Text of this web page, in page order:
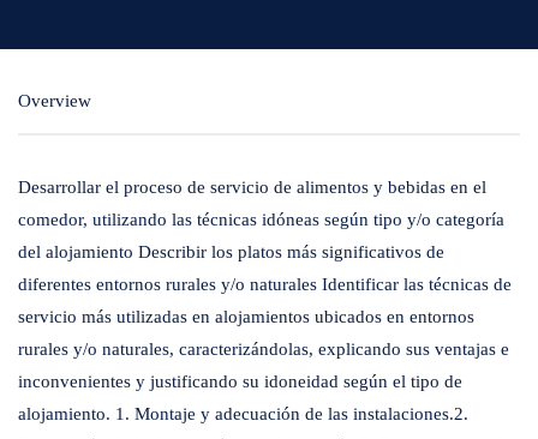
Overview
Desarrollar el proceso de servicio de alimentos y bebidas en el
comedor, utilizando las técnicas idóneas según tipo y/o categoría
del alojamiento Describir los platos más significativos de
diferentes entornos rurales y/o naturales Identificar las técnicas de
servicio más utilizadas en alojamientos ubicados en entornos
rurales y/o naturales, caracterizándolas, explicando sus ventajas e
inconvenientes y justificando su idoneidad según el tipo de
alojamiento. 1. Montaje y adecuación de las instalaciones.2.